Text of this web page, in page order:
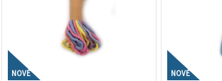
NOVÉ NOVÉ